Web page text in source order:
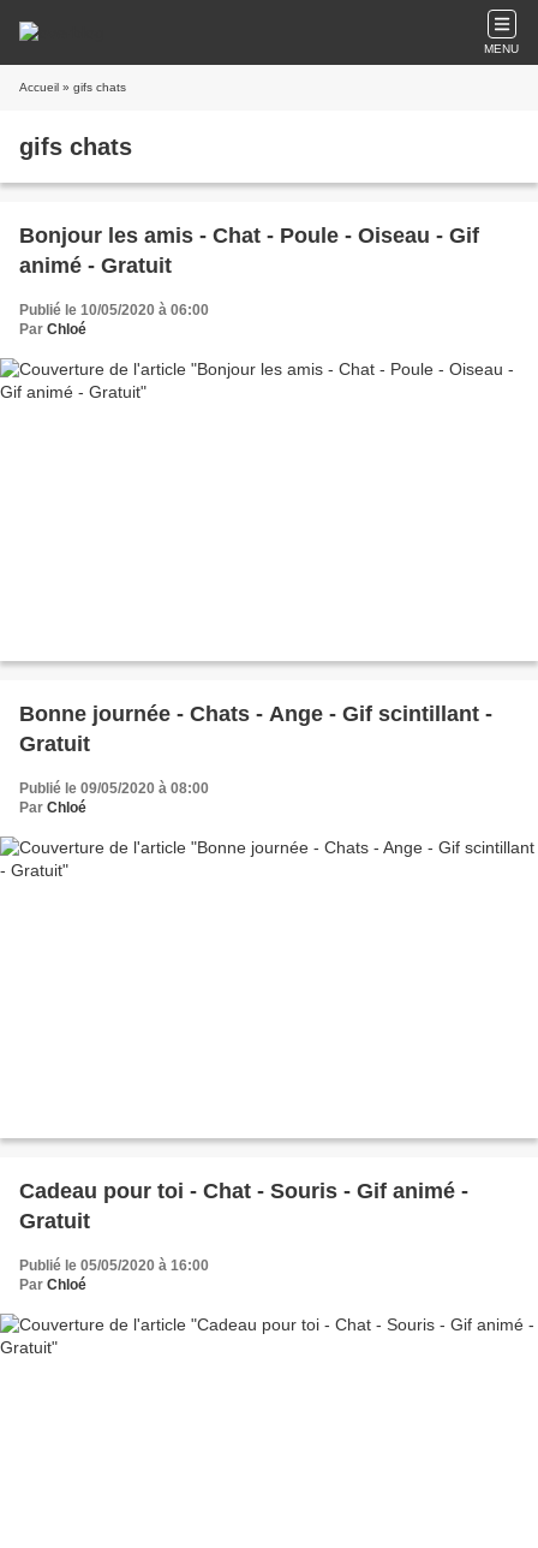
MENU
Accueil » gifs chats
gifs chats
Bonjour les amis - Chat - Poule - Oiseau - Gif
animé - Gratuit
Publié le 10/05/2020 à 06:00
Par Chloé
Bonne journée - Chats - Ange - Gif scintillant -
Gratuit
Publié le 09/05/2020 à 08:00
Par Chloé
Cadeau pour toi - Chat - Souris - Gif animé -
Gratuit
Publié le 05/05/2020 à 16:00
Par Chloé